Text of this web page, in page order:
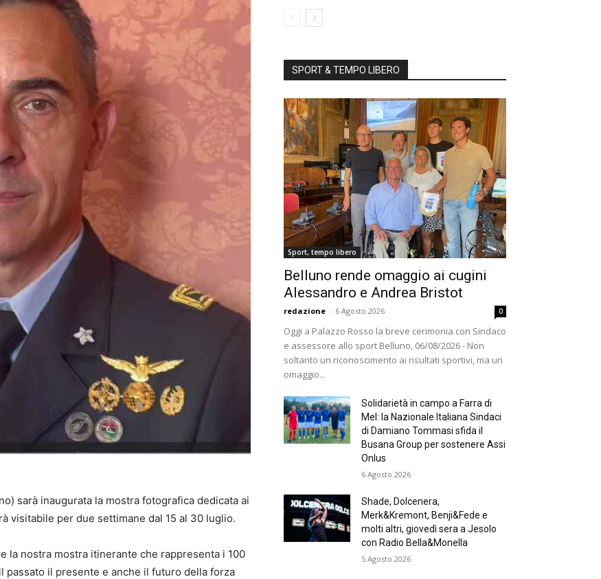
sarà inaugurata la mostra fotografica dedicata ai
visitabile per due settimane dal 15 al 30 luglio.
la nostra mostra itinerante che rappresenta i 100
il presente e anche il futuro della forza
SPORT & TEMPO LIBERO
Sport, tempo libero
Belluno rende omaggio ai cugini
Alessandro e Andrea Bristot
redazione - 6 Agosto 2026 0
Oggi a Palazzo Rosso la breve cerimonia con Sindaco
e assessore allo sport Belluno, 06/08/2026 - Non
soltanto un riconoscimento ai risultati sportivi, ma un
omaggio...
Solidarietà in campo a Farra di
Mel: la Nazionale Italiana Sindaci
di Damiano Tommasi sfida il
Busana Group per sostenere Assi
Onlus
6 Agosto 2026
Shade, Dolcenera,
Merk&Kremont, Benji&Fede e
molti altri, giovedì sera a Jesolo
con Radio Bella&Monella
5 Agosto 2026